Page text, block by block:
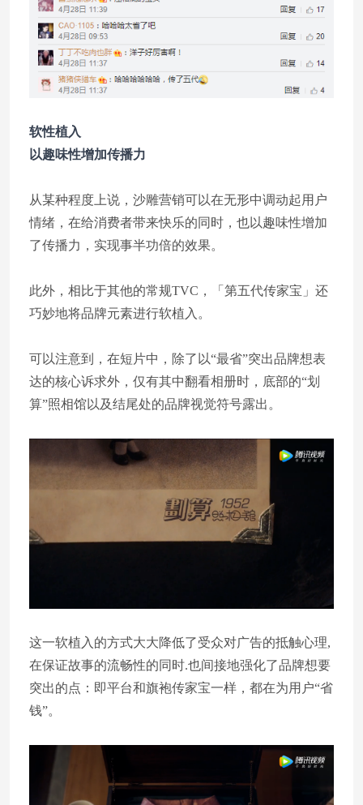
软性植入
以趣味性增加传播力
从某种程度上说，沙雕营销可以在无形中调动起用户
情绪，在给消费者带来快乐的同时，也以趣味性增加
了传播力，实现事半功倍的效果。
此外，相比于其他的常规TVC，「第五代传家宝」还
巧妙地将品牌元素进行软植入。
可以注意到，在短片中，除了以“最省”突出品牌想表
达的核心诉求外，仅有其中翻看相册时，底部的“划
算”照相馆以及结尾处的品牌视觉符号露出。
这一软植入的方式大大降低了受众对广告的抵触心理,
在保证故事的流畅性的同时.也间接地强化了品牌想要
突出的点：即平台和旗袍传家宝一样，都在为用户“省
钱”。